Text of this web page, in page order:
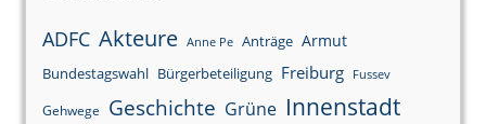
ADFC Akteure Anne Pe Anträge Armut
Bundestagswahl Bürgerbeteiligung Freiburg Fussev
Gehwege Geschichte Grüne Innenstadt